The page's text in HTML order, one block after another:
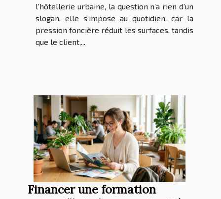
l’hôtellerie urbaine, la question n’a rien d’un
slogan, elle s’impose au quotidien, car la
pression foncière réduit les surfaces, tandis
que le client,...
Financer une formation